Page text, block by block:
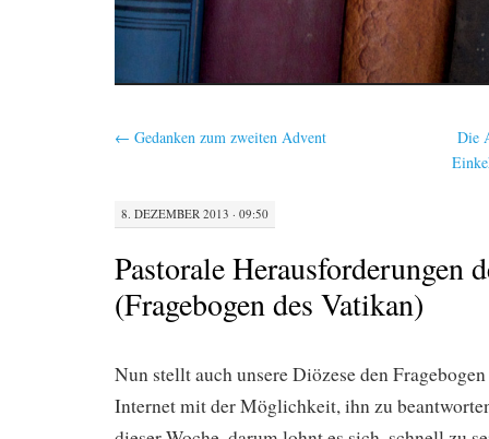
← Gedanken zum zweiten Advent
Die
8. DEZEMBER 2013 · 09:50
Pastorale Herausforderungen
(Fragebogen des Vatikan)
Nun stellt auch unsere Diözese den
Internet mit der Möglichkeit, ihn zu